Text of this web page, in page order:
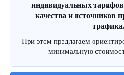
индивидуальных тарифов
качества и источников
трафика.
При этом предлагаем
минимальную